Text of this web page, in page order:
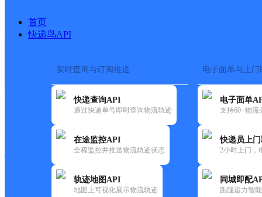
首页
快递鸟API
实时查询与订阅推送
快递查询API
通过快递单号即时查询物流轨迹
在途监控API
全程监控并推送物流轨迹状态
轨迹地图API
地图上可视化展示物流轨迹
电子面单与上门
电子面单
支持60+物流
快递员上
2小时上门，
同城即配
跑腿运力智
快运大全 快递时效